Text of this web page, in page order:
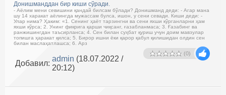
Донишманддан бир киши сўради.
- Аёлим мени севишини қандай билсам бўлади? Донишманд деди: - Агар мана
шу 14 харакат аёлингда мужассам булса, ишон, у сени севади. Киши деди: -
Улар нима? Ҳаким: «1. Сенинг ҳаёт тарзингни ва сени яхши кўрганларни ҳам
яхши кўрса; 2. Унинг фикрига қарши чиқсанг, ғазабланмаса; 3. Ғазабинг ва
ранжишингдан таъсирланса; 4. Сен билан суҳбат қуриш учун доим мавзулар
топишга ҳаракат қилса; 5. Бирор ишни ёки қарор қабул қилишидан олдин сен
билан маслаҳатлашса; 6. Арз
(0)
Добавил:
admin (18.07.2022 /
20:12)